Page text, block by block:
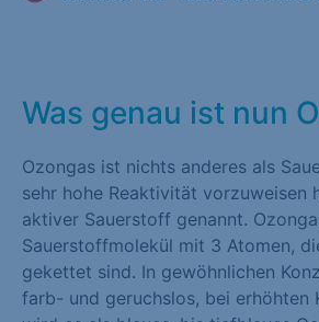
Was genau ist nun
Ozongas ist nichts anderes als
sehr hohe Reaktivität vorzuweisen
aktiver Sauerstoff genannt.
Sauerstoffmolekül mit 3 Atomen,
gekettet sind. In gewöhnlichen
farb- und geruchslos, bei erhöhten